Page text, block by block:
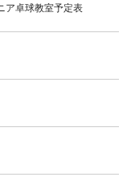
ア卓球教室予定表